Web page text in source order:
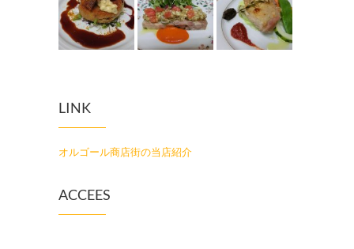
LINK
オルゴール商店街の当店紹介
ACCEES